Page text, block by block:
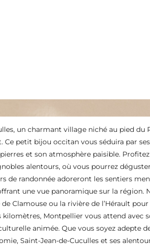
un charmant village niché au pied du
Ce petit bijou occitan vous séduira par ses
et son atmosphère paisible.
alentours, où vous pourrez
de randonnée adoreront les sentiers
une vue panoramique sur la région.
Clamouse ou la rivière de l’Hérault pour
kilomètres, Montpellier vous attend avec
animée. Que vous soyez adepte
Saint-Jean-de-Cuculles et ses